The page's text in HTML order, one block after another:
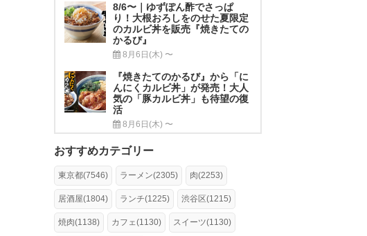
8/6〜｜ゆずぽん酢でさっぱ
り！大根おろしをのせた夏限定
のカルビ丼を販売『焼きたての
かるび』
8月6日(木) 〜
『焼きたてのかるび』から「に
んにくカルビ丼」が発売！大人
気の「豚カルビ丼」も待望の復
活
8月6日(木) 〜
おすすめカテゴリー
東京都(7546) ラーメン(2305) 肉(2253)
居酒屋(1804) ランチ(1225) 渋谷区(1215)
焼肉(1138) カフェ(1130) スイーツ(1130)